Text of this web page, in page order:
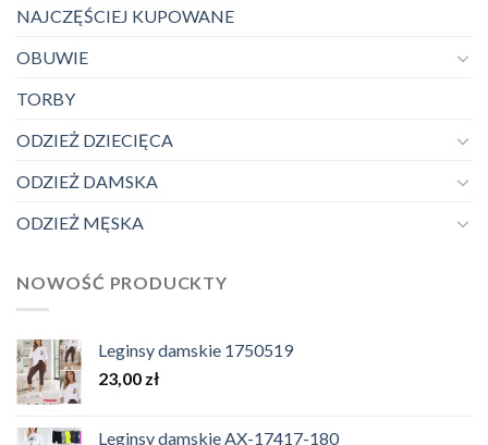
NAJCZĘŚCIEJ KUPOWANE
OBUWIE
TORBY
ODZIEŻ DZIECIĘCA
ODZIEŻ DAMSKA
ODZIEŻ MĘSKA
NOWOŚĆ PRODUCKTY
Leginsy damskie 1750519
23,00 zł
Leginsy damskie AX-17417-180